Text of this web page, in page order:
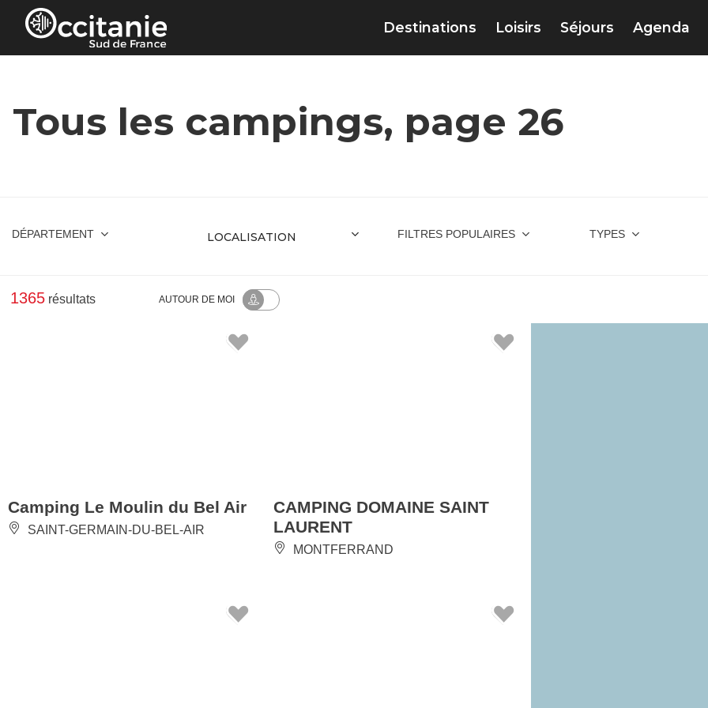
Panneau de gestion des cookies
Destinations Loisirs Séjours Agenda
Tous les campings, page 26
DÉPARTEMENT FILTRES POPULAIRES TYPES
1365 résultats AUTOUR DE MOI
Camping Le Moulin du Bel Air
SAINT-GERMAIN-DU-BEL-AIR
CAMPING DOMAINE SAINT
LAURENT
MONTFERRAND